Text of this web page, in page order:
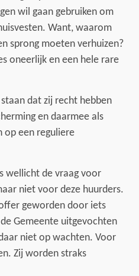
wil gaan gebruiken om
Want, waarom
sprong moeten verhuizen?
oneerlijk en een hele rare
dat zij recht hebben
en daarmee als
op een reguliere
wellicht de vraag voor
niet voor deze huurders.
geworden door iets
Gemeente uitgevochten
niet op wachten. Voor
Zij worden straks